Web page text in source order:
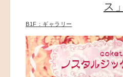
ス」
B1F：ギャラリー